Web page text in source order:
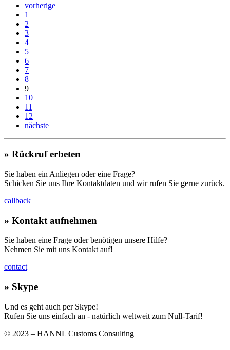
vorherige
1
2
3
4
5
6
7
8
9
10
11
12
nächste
» Rückruf erbeten
Sie haben ein Anliegen oder eine Frage?
Schicken Sie uns Ihre Kontaktdaten und wir rufen Sie gerne zurück.
callback
» Kontakt aufnehmen
Sie haben eine Frage oder benötigen unsere Hilfe?
Nehmen Sie mit uns Kontakt auf!
contact
» Skype
Und es geht auch per Skype!
Rufen Sie uns einfach an - natürlich weltweit zum Null-Tarif!
© 2023 – HANNL Customs Consulting